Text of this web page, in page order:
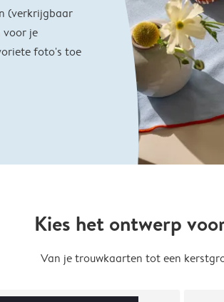
(verkrijgbaar
voor je
foto's toe
Kies het ontwerp
Van je trouwkaarten tot een